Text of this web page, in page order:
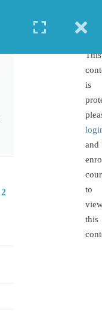
2
This
is
and
to
this